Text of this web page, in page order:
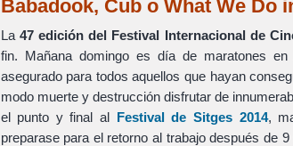
Babadook, Cub o What We Do
La 47 edición del Festival Internacional de
fin. Mañana domingo es día de maratones
asegurado para todos aquellos que hayan
modo muerte y destrucción disfrutar de
el punto y final al Festival de Sitges 2014,
preparase para el retorno al trabajo después de